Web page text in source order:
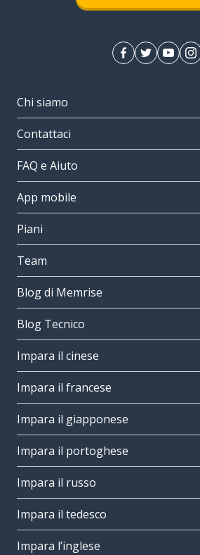
Chi siamo
Contattaci
FAQ e Aiuto
App mobile
Piani
Team
Blog di Memrise
Blog Tecnico
Impara il cinese
Impara il francese
Impara il giapponese
Impara il portoghese
Impara il russo
Impara il tedesco
Impara l’inglese